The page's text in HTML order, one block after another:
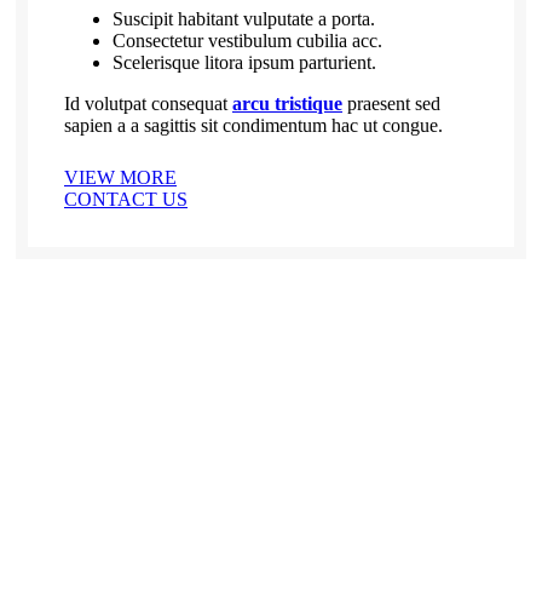
Suscipit habitant vulputate a porta.
Consectetur vestibulum cubilia acc.
Scelerisque litora ipsum parturient.
Id volutpat consequat arcu tristique praesent sed
sapien a a sagittis sit condimentum hac ut congue.
VIEW MORE
CONTACT US